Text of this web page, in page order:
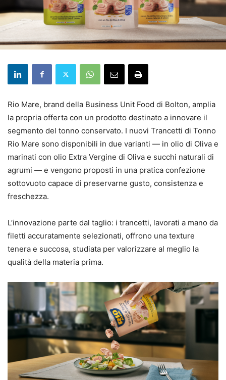
Rio Mare, brand della Business Unit Food di Bolton, amplia
la propria offerta con un prodotto destinato a innovare il
segmento del tonno conservato. I nuovi Trancetti di Tonno
Rio Mare sono disponibili in due varianti — in olio di Oliva e
marinati con olio Extra Vergine di Oliva e succhi naturali di
agrumi — e vengono proposti in una pratica confezione
sottovuoto capace di preservarne gusto, consistenza e
freschezza.
L’innovazione parte dal taglio: i trancetti, lavorati a mano da
filetti accuratamente selezionati, offrono una texture
tenera e succosa, studiata per valorizzare al meglio la
qualità della materia prima.